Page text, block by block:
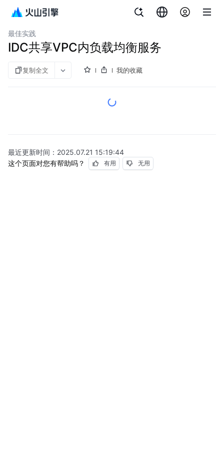
私网连接
最佳实践
IDC共享VPC内负载均衡服务
复制全文 我的收藏
最近更新时间： 2025.07.21 15:19:44
这个页面对您有帮助吗？
有用 无用